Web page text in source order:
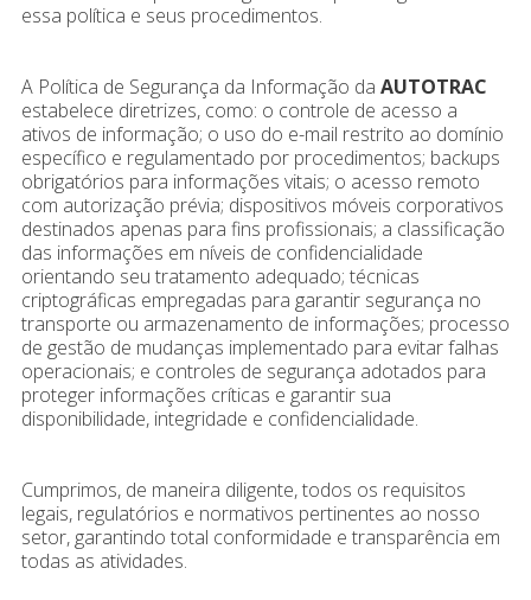
essa política e seus procedimentos.
A Política de Segurança da Informação da AUTOTRAC
estabelece diretrizes, como: o controle de acesso a
ativos de informação; o uso do e-mail restrito ao domínio
específico e regulamentado por procedimentos; backups
obrigatórios para informações vitais; o acesso remoto
com autorização prévia; dispositivos móveis corporativos
destinados apenas para fins profissionais; a classificação
das informações em níveis de confidencialidade
orientando seu tratamento adequado; técnicas
criptográficas empregadas para garantir segurança no
transporte ou armazenamento de informações; processo
de gestão de mudanças implementado para evitar falhas
operacionais; e controles de segurança adotados para
proteger informações críticas e garantir sua
disponibilidade, integridade e confidencialidade.
Cumprimos, de maneira diligente, todos os requisitos
legais, regulatórios e normativos pertinentes ao nosso
setor, garantindo total conformidade e transparência em
todas as atividades.